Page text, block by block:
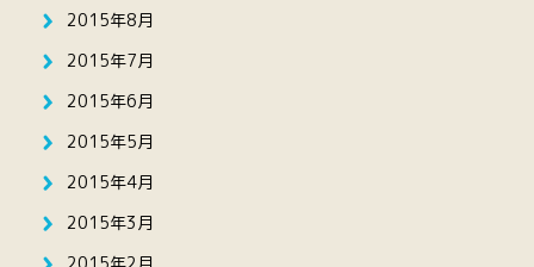
2015年8月
2015年7月
2015年6月
2015年5月
2015年4月
2015年3月